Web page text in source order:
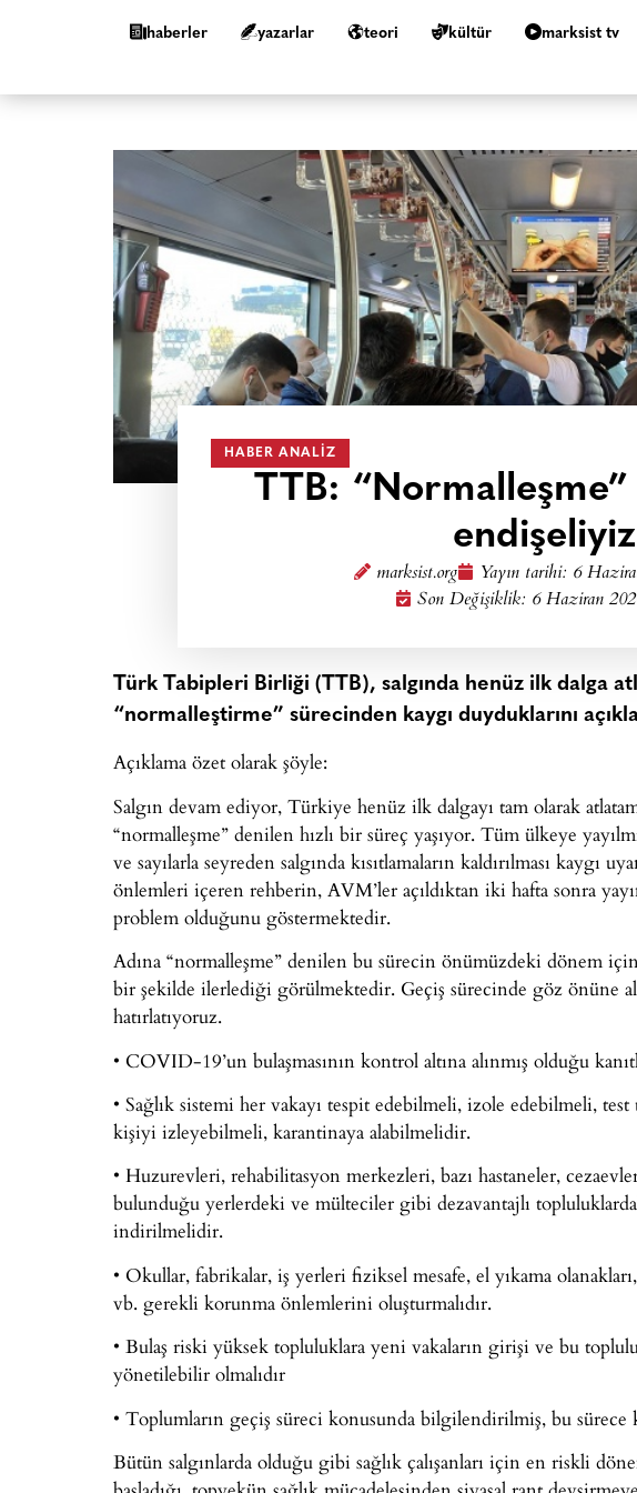
haberler yazarlar teori kültür marksist tv
HABER ANALIZ
TTB:
endişeliyiz
marksist.org Yayın tarihi: 6
Son Değişiklik: 6 Haziran
Türk Tabipleri Birliği (TTB), salgında henüz ilk dalga
“normalleştirme” sürecinden kaygı duyduklarını
Açıklama özet olarak şöyle:
Salgın devam ediyor, Türkiye henüz ilk dalgayı tam olarak
“normalleşme” denilen hızlı bir süreç yaşıyor. Tüm ülkeye
ve sayılarla seyreden salgında kısıtlamaların kaldırılması kaygı
önlemleri içeren rehberin, AVM’ler açıldıktan iki hafta sonra
problem olduğunu göstermektedir.
Adına “normalleşme” denilen bu sürecin önümüzdeki dönem
bir şekilde ilerlediği görülmektedir. Geçiş sürecinde göz önüne
hatırlatıyoruz.
• COVID-19’un bulaşmasının kontrol altına alınmış olduğu
• Sağlık sistemi her vakayı tespit edebilmeli, izole edebilmeli,
kişiyi izleyebilmeli, karantinaya alabilmelidir.
• Huzurevleri, rehabilitasyon merkezleri, bazı hastaneler,
bulunduğu yerlerdeki ve mülteciler gibi dezavantajlı
indirilmelidir.
• Okullar, fabrikalar, iş yerleri fiziksel mesafe, el yıkama
vb. gerekli korunma önlemlerini oluşturmalıdır.
• Bulaş riski yüksek topluluklara yeni vakaların girişi ve bu
yönetilebilir olmalıdır
• Toplumların geçiş süreci konusunda bilgilendirilmiş, bu sürece
Bütün salgınlarda olduğu gibi sağlık çalışanları için en riskli